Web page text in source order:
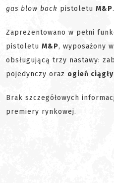
gas blow back pistoletu M&P.
Zaprezentowano w pełni
pistoletu M&P, wyposażony
obsługującą trzy nastawy:
pojedynczy oraz ogień ciągły
Brak szczegółowych
premiery rynkowej.